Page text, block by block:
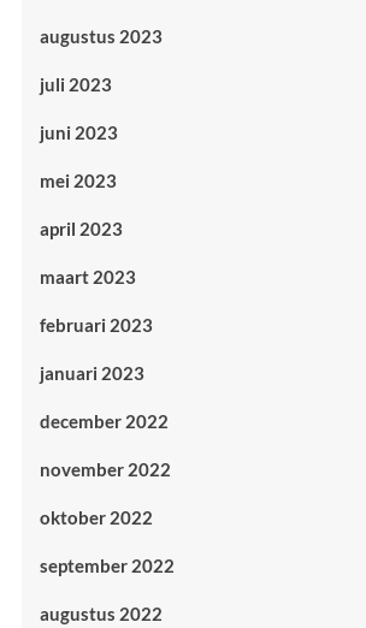
augustus 2023
juli 2023
juni 2023
mei 2023
april 2023
maart 2023
februari 2023
januari 2023
december 2022
november 2022
oktober 2022
september 2022
augustus 2022